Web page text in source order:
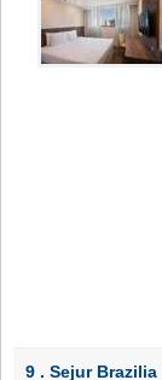
9 . Sejur Brazilia